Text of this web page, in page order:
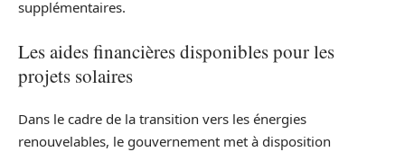
supplémentaires.
Les aides financières disponibles pour les
projets solaires
Dans le cadre de la transition vers les énergies
renouvelables, le gouvernement met à disposition